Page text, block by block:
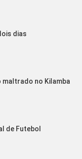
dias
maltrado no Kilamba
de Futebol